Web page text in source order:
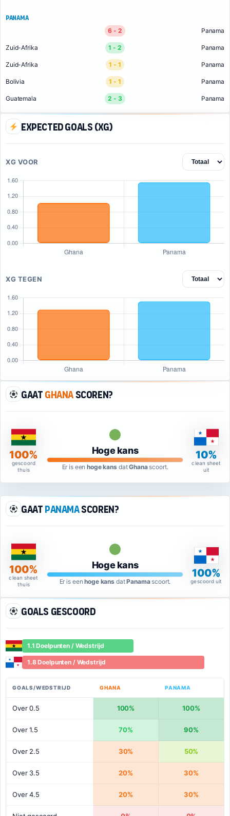
Panama
6 - 2 Panama
Zuid-Afrika 1 - 2 Panama
Zuid-Afrika 1 - 1 Panama
Bolivia 1 - 1 Panama
Guatemala 2 - 3 Panama
Expected Goals (xG)
XG VOOR
XG TEGEN
GaatGhanascoren?
100%
gescoord
thuis
Hoge kans
Er is eenhoge kansdatGhanascoort.
10%
clean sheet
uit
GaatPanamascoren?
100%
clean sheet
thuis
Hoge kans
Er is eenhoge kansdatPanamascoort.
100%
gescoord uit
Goals gescoord
1.1 Doelpunten / Wedstrijd
1.8 Doelpunten / Wedstrijd
GOALS/WEDSTRIJD GHANA PANAMA
Over 0.5 100% 100%
Over 1.5 70% 90%
Over 2.5 30% 50%
Over 3.5 20% 30%
Over 4.5 20% 30%